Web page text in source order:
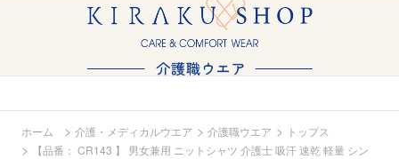
ホーム > 介護・メディカルウエア > 介護職ウエア > トップス
>
【品番： CR143 】 男女兼用 ニットシャツ 介護士 吸汗 速乾 軽量 シン